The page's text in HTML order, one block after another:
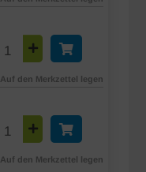
Auf den Merkzettel legen
Auf den Merkzettel legen